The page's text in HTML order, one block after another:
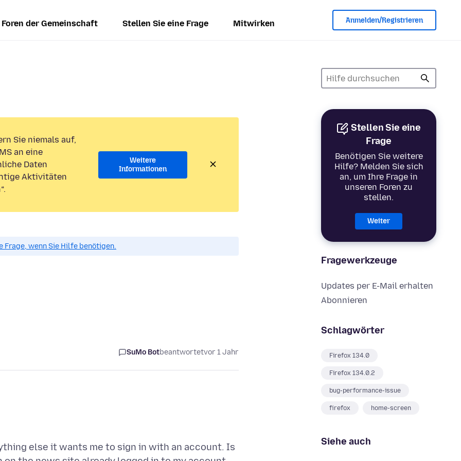
Foren der Gemeinschaft Stellen Sie eine Frage Mitwirken Anmelden/Registrieren
Stellen Sie eine
Frage
Benötigen Sie weitere
Hilfe? Melden Sie sich
an, um Ihre Frage in
unseren Foren zu
stellen.
Weiter
Fragewerkzeuge
Updates per E-Mail erhalten
Abonnieren
Schlagwörter
Firefox 134.0
Firefox 134.0.2
bug-performance-issue
firefox home-screen
Siehe auch
Sie niemals auf,
an eine
Daten
Aktivitäten
Weitere
Informationen
Frage, wenn Sie Hilfe benötigen.
SuMo Botbeantwortetvor 1 Jahr
else it wants me to sign in with an account. Is